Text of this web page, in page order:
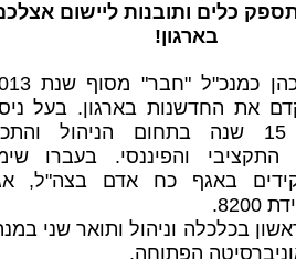
כלים ותובנות ליישום
בארגון!
את החדשנות בארגון. בעל
עשיר של 15 שנה בתחום הניהול
התקציבי והפיננסי. בעברו
באגף כח אדם בצה"ל,
בכלכלה וניהול ותואר שני
הפתוחה.